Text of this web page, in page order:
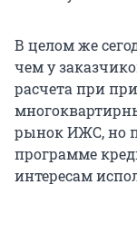
В целом же
чем у
расчета при
рынок ИЖС, но
программе
интересам